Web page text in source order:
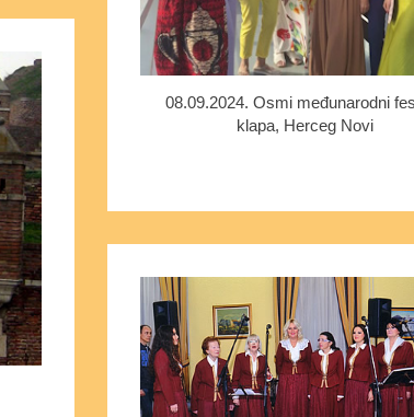
08.09.2024. Osmi međunarodni
klapa, Herceg Novi